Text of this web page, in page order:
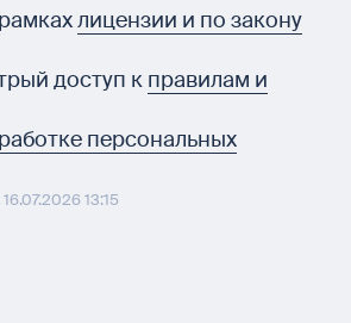
лицензии и по закону
доступ к правилам и
персональных
13:15